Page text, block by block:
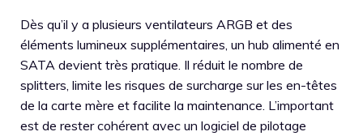
Dès qu’il y a plusieurs ventilateurs ARGB et des
éléments lumineux supplémentaires, un hub alimenté en
SATA devient très pratique. Il réduit le nombre de
splitters, limite les risques de surcharge sur les en-têtes
de la carte mère et facilite la maintenance. L’important
est de rester cohérent avec un logiciel de pilotage